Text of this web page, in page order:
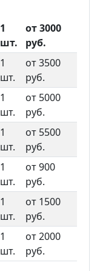
1
шт.
от 3000
руб.
1
шт.
от 3500
руб.
1
шт.
от 5000
руб.
1
шт.
от 5500
руб.
1
шт.
от 900
руб.
1
шт.
от 1500
руб.
1
шт.
от 2000
руб.